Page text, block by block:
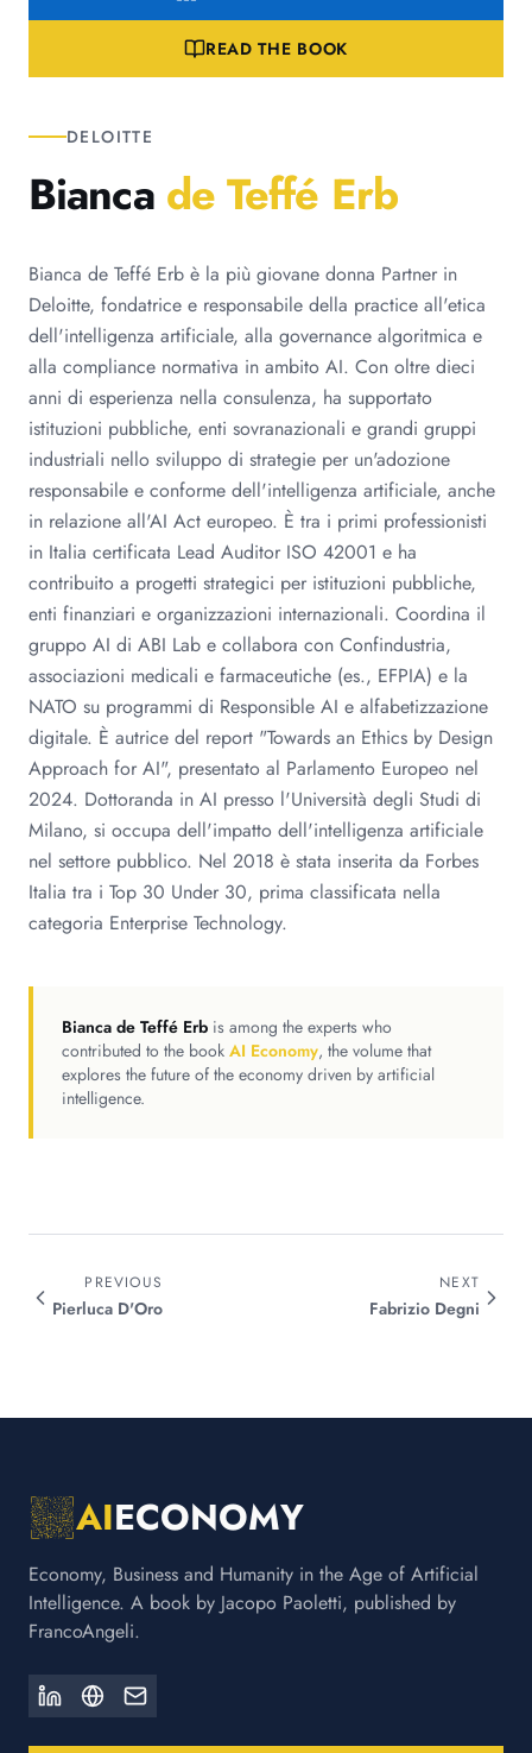
READ THE BOOK
DELOITTE
Bianca de Teffé Erb
Bianca de Teffé Erb è la più giovane donna Partner in
Deloitte, fondatrice e responsabile della practice all'etica
dell'intelligenza artificiale, alla governance algoritmica e
alla compliance normativa in ambito AI. Con oltre dieci
anni di esperienza nella consulenza, ha supportato
istituzioni pubbliche, enti sovranazionali e grandi gruppi
industriali nello sviluppo di strategie per un'adozione
responsabile e conforme dell'intelligenza artificiale, anche
in relazione all'AI Act europeo. È tra i primi professionisti
in Italia certificata Lead Auditor ISO 42001 e ha
contribuito a progetti strategici per istituzioni pubbliche,
enti finanziari e organizzazioni internazionali. Coordina il
gruppo AI di ABI Lab e collabora con Confindustria,
associazioni medicali e farmaceutiche (es., EFPIA) e la
NATO su programmi di Responsible AI e alfabetizzazione
digitale. È autrice del report "Towards an Ethics by Design
Approach for AI", presentato al Parlamento Europeo nel
2024. Dottoranda in AI presso l'Università degli Studi di
Milano, si occupa dell'impatto dell'intelligenza artificiale
nel settore pubblico. Nel 2018 è stata inserita da Forbes
Italia tra i Top 30 Under 30, prima classificata nella
categoria Enterprise Technology.
Bianca de Teffé Erb is among the experts who
contributed to the book AI Economy, the volume that
explores the future of the economy driven by artificial
intelligence.
PREVIOUS
Pierluca D'Oro
NEXT
Fabrizio Degni
AIECONOMY
Economy, Business and Humanity in the Age of Artificial
Intelligence. A book by Jacopo Paoletti, published by
FrancoAngeli.